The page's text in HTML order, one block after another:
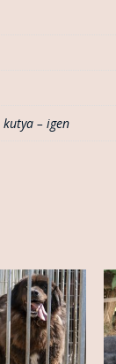
kutya – igen